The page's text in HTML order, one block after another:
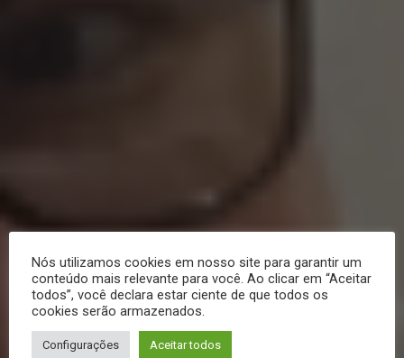
Nós utilizamos cookies em nosso site para garantir um
conteúdo mais relevante para você. Ao clicar em “Aceitar
todos”, você declara estar ciente de que todos os
cookies serão armazenados.
Configurações Aceitar todos